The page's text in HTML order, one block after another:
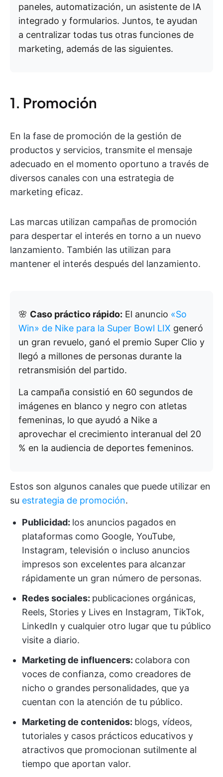
paneles, automatización, un asistente de IA
integrado y formularios. Juntos, te ayudan
a centralizar todas tus otras funciones de
marketing, además de las siguientes.
1. Promoción
En la fase de promoción de la gestión de
productos y servicios, transmite el mensaje
adecuado en el momento oportuno a través de
diversos canales con una estrategia de
marketing eficaz.
Las marcas utilizan campañas de promoción
para despertar el interés en torno a un nuevo
lanzamiento. También las utilizan para
mantener el interés después del lanzamiento.
🌸 Caso práctico rápido: El anuncio «So
Win» de Nike para la Super Bowl LIX generó
un gran revuelo, ganó el premio Super Clio y
llegó a millones de personas durante la
retransmisión del partido.
La campaña consistió en 60 segundos de
imágenes en blanco y negro con atletas
femeninas, lo que ayudó a Nike a
aprovechar el crecimiento interanual del 20
% en la audiencia de deportes femeninos.
Estos son algunos canales que puede utilizar en
su estrategia de promoción.
Publicidad: los anuncios pagados en
plataformas como Google, YouTube,
Instagram, televisión o incluso anuncios
impresos son excelentes para alcanzar
rápidamente un gran número de personas.
Redes sociales: publicaciones orgánicas,
Reels, Stories y Lives en Instagram, TikTok,
LinkedIn y cualquier otro lugar que tu público
visite a diario.
Marketing de influencers: colabora con
voces de confianza, como creadores de
nicho o grandes personalidades, que ya
cuentan con la atención de tu público.
Marketing de contenidos: blogs, vídeos,
tutoriales y casos prácticos educativos y
atractivos que promocionan sutilmente al
tiempo que aportan valor.